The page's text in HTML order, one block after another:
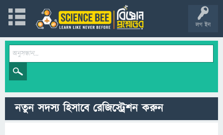
লগ ইন
নতুন সদস্য হিসাবে রেজিস্ট্রেশন করুন